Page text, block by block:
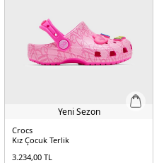
Yeni Sezon
Crocs
Kız Çocuk Terlik
3.234,00 TL